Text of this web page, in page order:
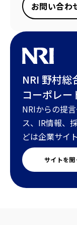
お問い合わ
NRI 野村総
コーポレー
NRIからの提
ス、IR情報、
どは企業サイ
サイトを開